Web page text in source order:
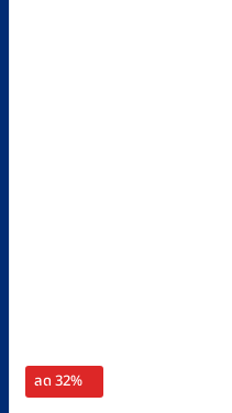
ลด 32%